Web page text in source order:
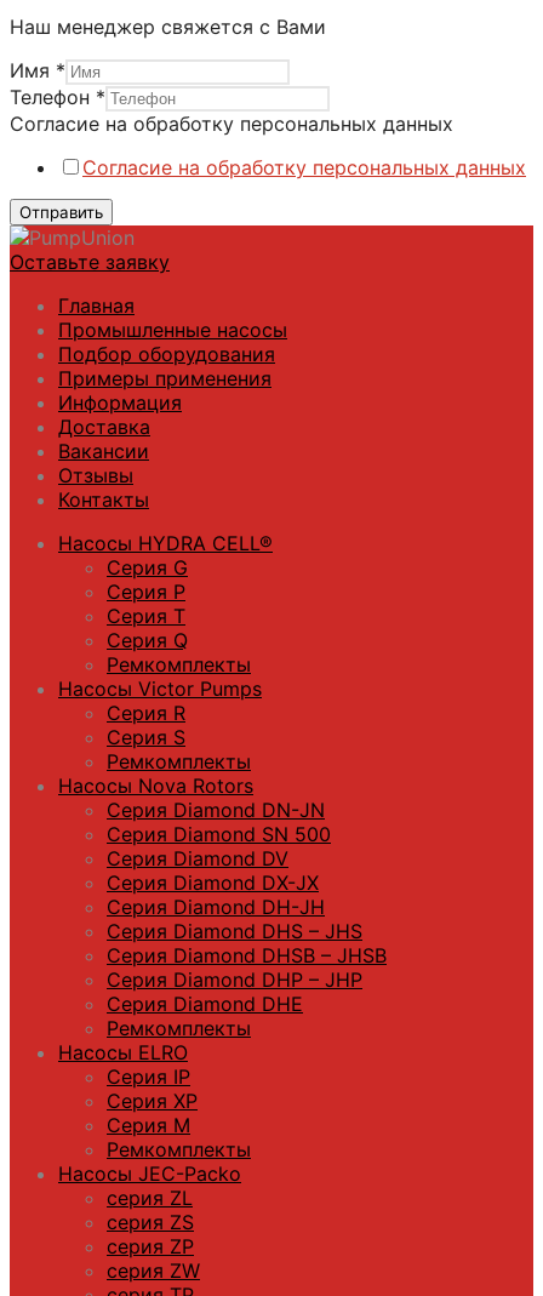
Наш менеджер свяжется с Вами
Имя *
Телефон *
Согласие на обработку персональных данных
Согласие на обработку персональных данных
Отправить
Оставьте заявку
Главная
Промышленные насосы
Подбор оборудования
Примеры применения
Информация
Доставка
Вакансии
Отзывы
Контакты
Насосы HYDRA CELL®
Серия G
Серия P
Серия T
Серия Q
Ремкомплекты
Насосы Victor Pumps
Серия R
Серия S
Ремкомплекты
Насосы Nova Rotors
Серия Diamond DN-JN
Серия Diamond SN 500
Серия Diamond DV
Серия Diamond DX-JX
Серия Diamond DH-JH
Серия Diamond DHS – JHS
Серия Diamond DHSB – JHSB
Серия Diamond DHP – JHP
Серия Diamond DHE
Ремкомплекты
Насосы ELRO
Серия IP
Серия XP
Серия M
Ремкомплекты
Насосы JEC-Packo
серия ZL
серия ZS
серия ZP
серия ZW